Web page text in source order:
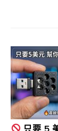
只要 5